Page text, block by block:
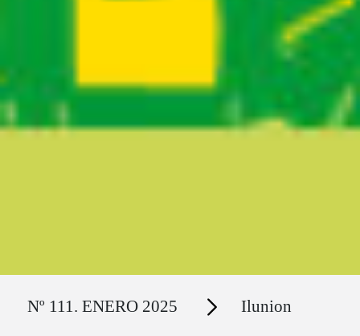
Nº 111. ENERO 2025 Secciones Ilunion